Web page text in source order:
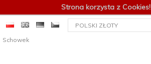
Strona korzysta z Cookies!
currency_h
Schowek